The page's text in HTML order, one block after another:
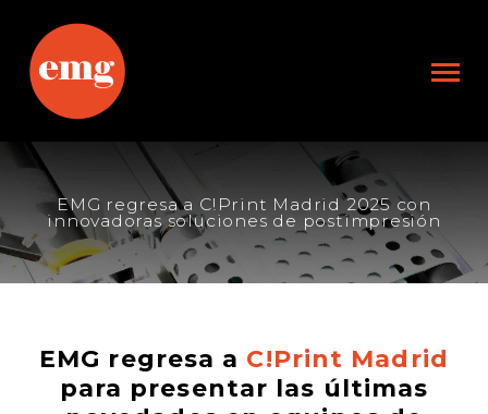
EMG regresa a C!Print Madrid 2025 con
innovadoras soluciones de postimpresión
EMG regresa a C!Print Madrid
para presentar las últimas